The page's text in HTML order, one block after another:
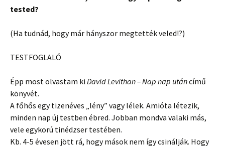
tested?
(Ha tudnád, hogy már hányszor megtették veled!?)
TESTFOGLALÓ
Épp most olvastam ki David Levithan – Nap nap utáncímű
könyvét.
A főhős egy tizenéves „lény” vagy lélek. Amióta létezik,
minden nap új testben ébred. Jobban mondva valaki más,
vele egykorú tinédzser testében.
Kb. 4-5 évesen jött rá, hogy mások nem így csinálják. Hogy